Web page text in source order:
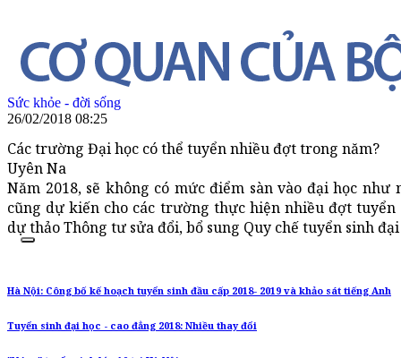
Sức khỏe - đời sống
26/02/2018 08:25
Các trường Đại học có thể tuyển nhiều đợt trong năm?
Uyên Na
Năm 2018, sẽ không có mức điểm sàn vào đại học
cũng dự kiến cho các trường thực hiện nhiều đợt
dự thảo Thông tư sửa đổi, bổ sung Quy chế tuyển sinh
Hà Nội: Công bố kế hoạch tuyển sinh đầu cấp 2018- 2019 và khảo sát tiếng Anh
Tuyển sinh đại học - cao đẳng 2018: Nhiều thay đổi